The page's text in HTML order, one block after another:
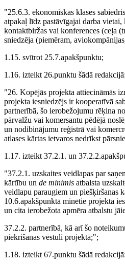
"25.6.3. ekonomiskās klases
atpakaļ līdz pastāvīgajai darba vietai,
kontaktbiržas vai konferences (ceļa
sniedzēja (piemēram,
1.15. svītrot 25.7.apakšpunktu;
1.16. izteikt 26.punktu šādā redakcijā:
"26. Kopējās projekta attiecināmās
projekta iesniedzējs ir kooperatīvā
partnerībā, šo ierobežojumu rēķina
pārvalžu vai komersantu pēdējā
un nodibinājumu reģistrā vai
atlases kārtas ietvaros nedrīkst
1.17. izteikt 37.2.1. un
"37.2.1. uzskaites veidlapas par
kārtību un de minimis atbalsta
veidlapu paraugiem un piešķiršanas
10.6.apakšpunktā minētie projekta
un cita ierobežota apmēra atbalstu
37.2.2. partnerībā, kā arī šo
piekrišanas vēstuli projektā;";
1.18. izteikt 67.punktu šādā redakcijā: